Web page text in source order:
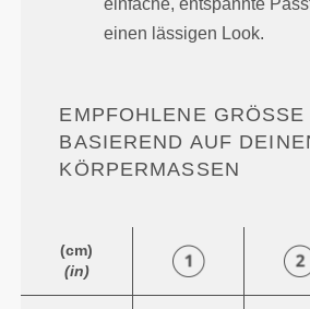
einfache, entspannte
einen lässigen Look.
EMPFOHLENE GRÖSSE B
ASIEREND AUF DEINEN
ÖRPERMASSEN
(cm)
(in)